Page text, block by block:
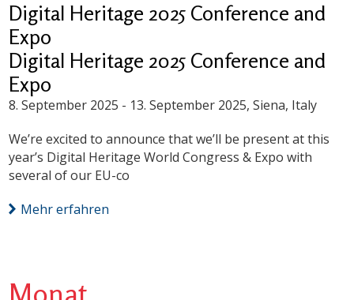
Digital Heritage 2025 Conference and
Expo
Digital Heritage 2025 Conference and
Expo
8. September 2025 - 13. September 2025, Siena, Italy
We’re excited to announce that we’ll be present at this
year’s Digital Heritage World Congress & Expo with
several of our EU-co
Mehr erfahren